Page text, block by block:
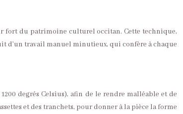
fort du patrimoine culturel occitan. Cette technique,
d’un travail manuel minutieux, qui confère à chaque
degrés Celsius), afin de le rendre malléable et de
et des tranchets, pour donner à la pièce la forme